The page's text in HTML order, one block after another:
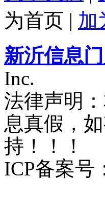
为首页 | 加
新沂信息
Inc.
法律声明
息真假，
持！！！
ICP备案号